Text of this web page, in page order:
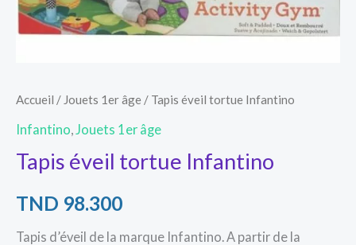
Accueil / Jouets 1er âge / Tapis éveil tortue Infantino
Infantino Jouets 1er âge
Tapis éveil tortue Infantino
TND 98.300
Tapis d’éveil de la marque Infantino. A partir de la